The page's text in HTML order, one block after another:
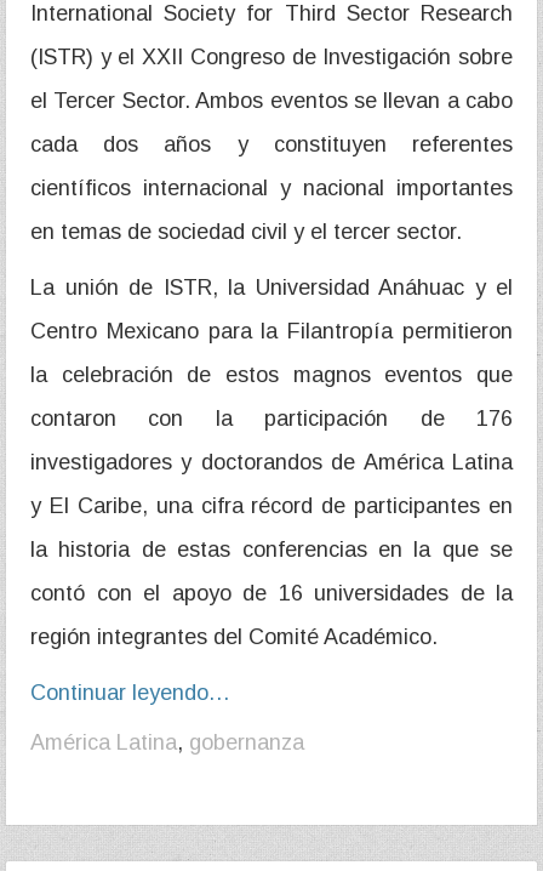
International Society for Third Sector Research
(ISTR) y el XXII Congreso de Investigación sobre
el Tercer Sector. Ambos eventos se llevan a cabo
cada dos años y constituyen referentes
científicos internacional y nacional importantes
en temas de sociedad civil y el tercer sector.
La unión de ISTR, la Universidad Anáhuac y el
Centro Mexicano para la Filantropía permitieron
la celebración de estos magnos eventos que
contaron con la participación de 176
investigadores y doctorandos de América Latina
y El Caribe, una cifra récord de participantes en
la historia de estas conferencias en la que se
contó con el apoyo de 16 universidades de la
región integrantes del Comité Académico.
Continuar leyendo…
América Latina, gobernanza